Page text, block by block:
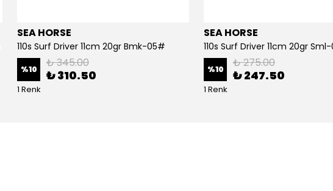
SEA HORSE
110s Surf Driver 11cm 20gr Bmk-05#
%10 ₺ 345.00
₺ 310.50
1 Renk
SEA HORSE
110s Surf Driver 11cm 20gr
%10 ₺ 275.00
₺ 247.50
1 Renk